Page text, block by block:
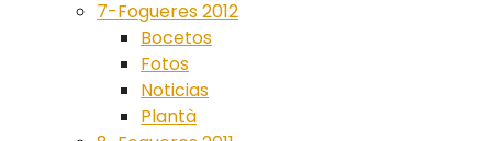
7-Fogueres 2012
Bocetos
Fotos
Noticias
Plantà